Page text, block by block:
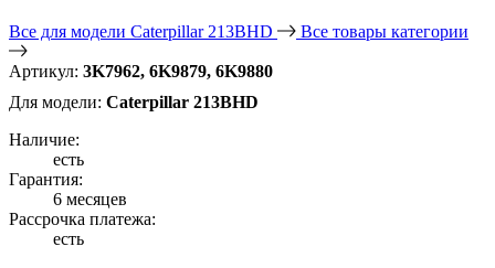
Все для модели Caterpillar 213BHD Все товары категории
Артикул: 3K7962, 6K9879, 6K9880
Для модели: Caterpillar 213BHD
Наличие:
есть
Гарантия:
6 месяцев
Рассрочка платежа:
есть